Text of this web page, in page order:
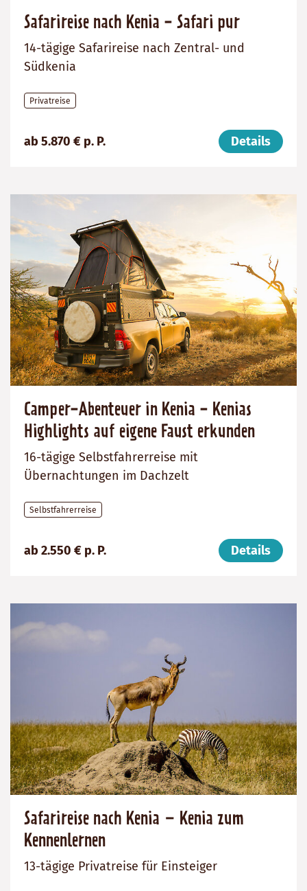
Safarireise nach Kenia - Safari pur
14-tägige Safarireise nach Zentral- und
Südkenia
Privatreise
ab 5.870 € p. P. Details
(ab):
14
Kenia
Camper-Abenteuer in Kenia - Kenias
Highlights auf eigene Faust erkunden
16-tägige Selbstfahrerreise mit
Übernachtungen im Dachzelt
Selbstfahrerreise
ab 2.550 € p. P. Details
(ab):
16
Kenia
Safarireise nach Kenia – Kenia zum
Kennenlernen
13-tägige Privatreise für Einsteiger